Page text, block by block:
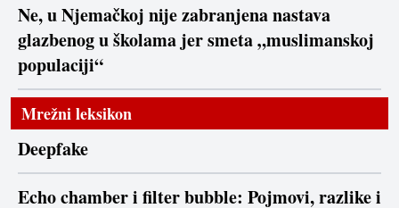
Ne, u Njemačkoj nije zabranjena nastava
glazbenog u školama jer smeta „muslimanskoj
populaciji“
Mrežni leksikon
Deepfake
Echo chamber i filter bubble: Pojmovi, razlike i